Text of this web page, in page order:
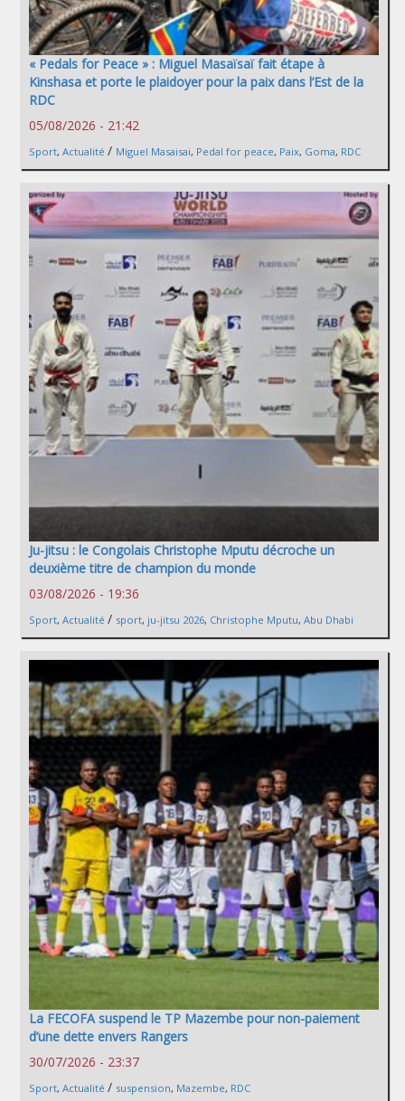
« Pedals for Peace » : Miguel Masaïsaï fait étape à
Kinshasa et porte le plaidoyer pour la paix dans l’Est de la
RDC
05/08/2026 - 21:42
Sport, Actualité / Miguel Masaisai, Pedal for peace, Paix, Goma, RDC
Ju-jitsu : le Congolais Christophe Mputu décroche un
deuxième titre de champion du monde
03/08/2026 - 19:36
Sport, Actualité / sport, ju-jitsu 2026, Christophe Mputu, Abu Dhabi
La FECOFA suspend le TP Mazembe pour non-paiement
d’une dette envers Rangers
30/07/2026 - 23:37
Sport, Actualité / suspension, Mazembe, RDC